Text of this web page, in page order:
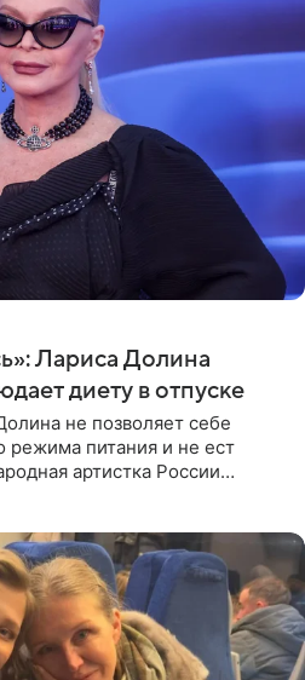
Лариса Долина
диету в отпуске
не позволяет себе
режима питания и не ест
артистка России